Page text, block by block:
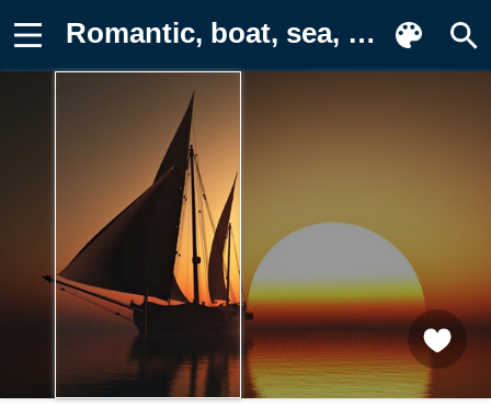
Romantic, boat, sea, sunset, beauty Картинка на телефон